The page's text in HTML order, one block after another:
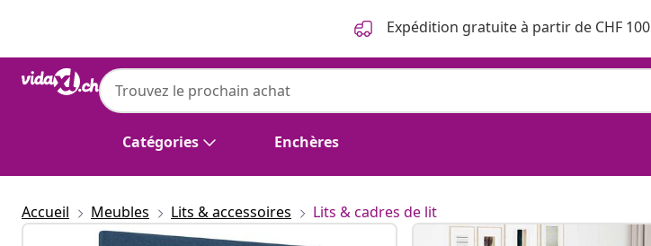
Expédition gratuite à partir de CHF 100
Catégories Enchères
Accueil Meubles Lits & accessoires Lits & cadres de lit